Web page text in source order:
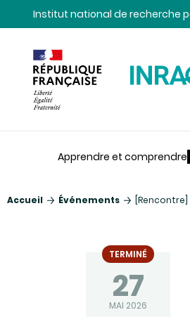
Contenu
Recherche
NavigationInstitut national de recherche
Apprendre et comprendre
Accueil Événements
27
MAI 2026
TERMINÉ